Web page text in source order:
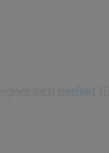
sich perfekt für